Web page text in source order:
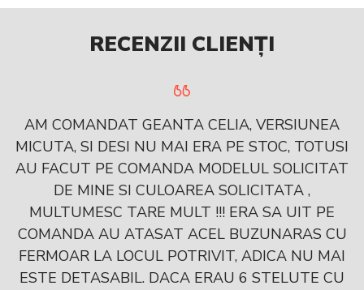
RECENZII CLIENȚI
AM COMANDAT GEANTA CELIA, VERSIUNEA
MICUTA, SI DESI NU MAI ERA PE STOC, TOTUSI
AU FACUT PE COMANDA MODELUL SOLICITAT
DE MINE SI CULOAREA SOLICITATA ,
MULTUMESC TARE MULT !!! ERA SA UIT PE
COMANDA AU ATASAT ACEL BUZUNARAS CU
FERMOAR LA LOCUL POTRIVIT, ADICA NU MAI
ESTE DETASABIL. DACA ERAU 6 STELUTE CU